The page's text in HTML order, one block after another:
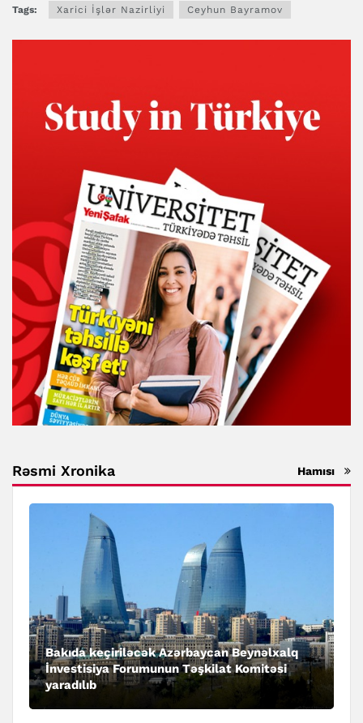
Tags: Xarici İşlər Nazirliyi Ceyhun Bayramov
Rəsmi Xronika Hamısı
Bakıda keçiriləcək Azərbaycan Beynəlxalq
İnvestisiya Forumunun Təşkilat Komitəsi
yaradılıb